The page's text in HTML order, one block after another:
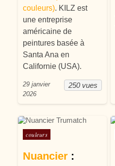
couleurs). KILZ est
une entreprise
américaine de
peintures basée à
Santa Ana en
Californie (USA).
250 vues
29 janvier
2026
Posté dans
couleurs
Nuancier :